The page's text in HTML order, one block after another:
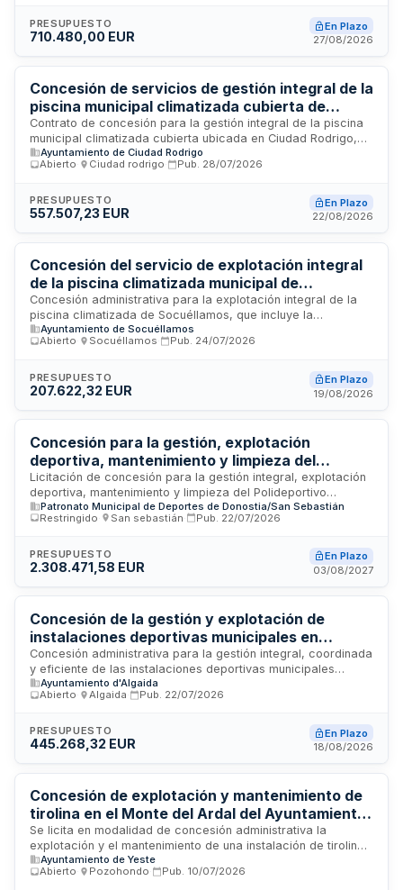
mediante procedimiento abierto sin división en lotes,
requiriendo una actuación unitaria y conjunta sobre un
PRESUPUESTO
710.480,00 EUR
En Plazo
27/08/2026
Concesión de servicios de gestión integral de la
piscina municipal climatizada cubierta de
Ciudad Rodrigo
Contrato de concesión para la gestión integral de la piscina
municipal climatizada cubierta ubicada en Ciudad Rodrigo,
Salamanca. Comprende la limpieza, mantenimiento
preventivo y correctivo, desinfección, gestión y control de
instalaciones. El Ayuntamiento de Ciudad Rodrigo licita este
servicio público mediante procedimiento abierto con
licitación que podrá ser mejorado a la baja por los
licitadores interesados.
Ayuntamiento de Ciudad Rodrigo
Abierto
Ciudad rodrigo Pub. 28/07/2026
PRESUPUESTO
557.507,23 EUR
En Plazo
22/08/2026
Concesión del servicio de explotación integral
de la piscina climatizada municipal de
Socuéllamos
Concesión administrativa para la explotación integral de la
piscina climatizada de Socuéllamos, que incluye la
organización de cursos y actividades deportivas,
contratación de monitores y socorristas, así como el
El servicio tiene como objetivo fomentar la práctica
deportiva entre los ciudadanos del municipio de Ciudad Real.
Ayuntamiento de Socuéllamos
Abierto
Socuéllamos Pub. 24/07/2026
PRESUPUESTO
207.622,32 EUR
En Plazo
19/08/2026
Concesión para la gestión, explotación
deportiva, mantenimiento y limpieza del
Polideportivo Municipal de Mons - Patronato
Municipal de Deportes de Donostia/San
Sebastián
Licitación de concesión para la gestión integral, explotación
deportiva, mantenimiento y limpieza del Polideportivo
Municipal de Mons, ubicado en la calle Julimasene nº1 de
San Sebastián. El Patronato Municipal de Deportes de
de operación y conservación de las instalaciones
deportivas, incluyendo tareas de limpieza, mantenimiento
explotación deportiva del complejo. El contrato de concesión
requiere que el adjudicatario garantice el funcionamiento
óptimo, la seguridad y la accesibilidad de todas las áreas
del polideportivo.
Patronato Municipal de Deportes de Donostia/San Sebastián
Restringido
San sebastián Pub. 22/07/2026
PRESUPUESTO
2.308.471,58 EUR
En Plazo
03/08/2027
Concesión de la gestión y explotación de
instalaciones deportivas municipales en
Algaida
Concesión administrativa para la gestión integral, coordinada
y eficiente de las instalaciones deportivas municipales
ubicadas en el recinto Es Porrassar y en el pabellón Andreu
Trobat del centro escolar Pare Bartomeu Pou. El
deportivos con prestación obligatoria de mínimo dieciséis a
veintidós horas entre semana y horarios según competición
ciudadano que satisfaga los precios públicos establecidos.
Ayuntamiento d'Algaida
Abierto
Algaida Pub. 22/07/2026
PRESUPUESTO
445.268,32 EUR
En Plazo
18/08/2026
Concesión de explotación y mantenimiento de
tirolina en el Monte del Ardal del Ayuntamiento
de Yeste
Se licita en modalidad de concesión administrativa la
explotación y el mantenimiento de una instalación de tirolina
ubicada en el Monte del Ardal. El Ayuntamiento de Yeste
busca adjudicar a una empresa especializada la gestión
Ayuntamiento de Yeste
Abierto
Pozohondo Pub. 10/07/2026